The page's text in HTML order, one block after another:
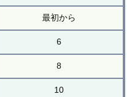
最初から
6
8
10